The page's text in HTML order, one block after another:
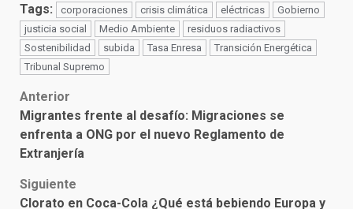
Tags: corporaciones crisis climática eléctricas
Gobierno
justicia social
Medio Ambiente
residuos radiactivos
Sostenibilidad
subida Tasa Enresa
Transición Energética
Tribunal Supremo
Post
navigation
Anterior
Migrantes frente al desafío: Migraciones se
enfrenta a ONG por el nuevo Reglamento de
Extranjería
Siguiente
Clorato en Coca-Cola ¿Qué está bebiendo Europa y